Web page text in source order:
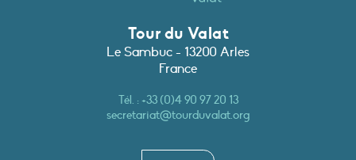
Tour du Valat
Le Sambuc - 13200 Arles
France
Tél. : +33 (0)4 90 97 20 13
secretariat@tourduvalat.org